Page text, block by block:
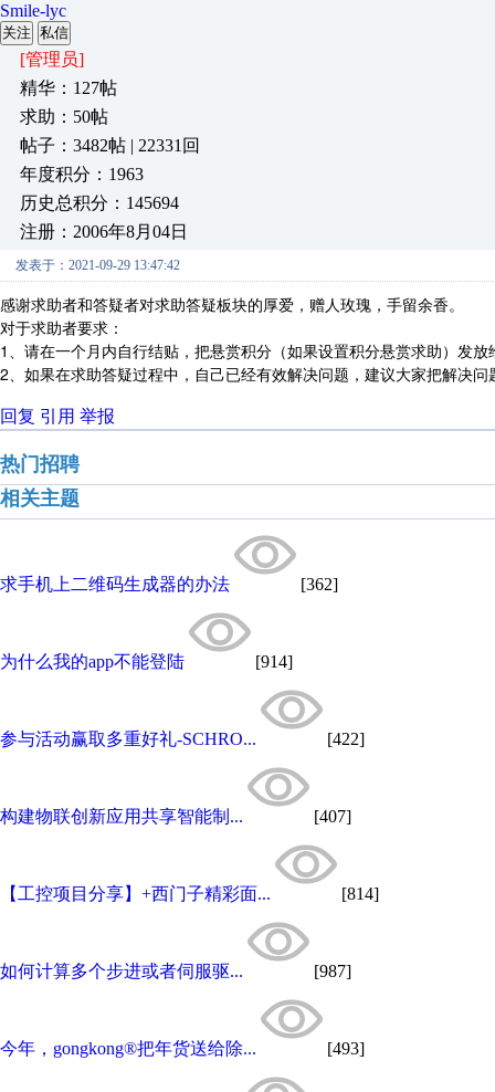
Smile-lyc
关注 私信
[管理员]
精华：127帖
求助：50帖
帖子：3482帖 | 22331回
年度积分：1963
历史总积分：145694
注册：2006年8月04日
发表于：2021-09-29 13:47:42
感谢求助者和答疑者对求助答疑板块的厚爱，赠人玫瑰，手留余香。
对于求助者要求：
1、请在一个月内自行结贴，把悬赏积分（如果设置积分悬赏求助）发放
2、如果在求助答疑过程中，自己已经有效解决问题，建议大家把解决
回复 引用 举报
热门招聘
相关主题
求手机上二维码生成器的办法 [362]
为什么我的app不能登陆 [914]
参与活动赢取多重好礼-SCHRO... [422]
构建物联创新应用共享智能制... [407]
【工控项目分享】+西门子精彩面... [814]
如何计算多个步进或者伺服驱... [987]
今年，gongkong®把年货送给除... [493]